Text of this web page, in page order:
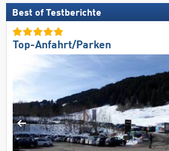
Best of Testberichte
Top-Anfahrt/Parken